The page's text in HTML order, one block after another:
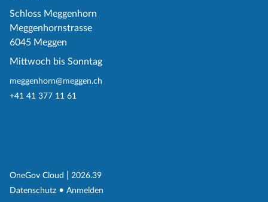
Schloss Meggenhorn
Meggenhornstrasse
6045 Meggen
Mittwoch bis Sonntag
meggenhorn@meggen.ch
+41 41 377 11 61
OneGov Cloud (External Link)
2026.39
Datenschutz (External Link)
Anmelden